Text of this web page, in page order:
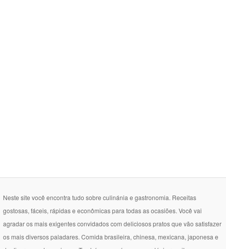
Neste site você encontra tudo sobre culinánia e gastronomia. Receitas
gostosas, fáceis, rápidas e econômicas para todas as ocasiões. Você vai
agradar os mais exigentes convidados com deliciosos pratos que vão satisfazer
os mais diversos paladares. Comida brasileira, chinesa, mexicana, japonesa e